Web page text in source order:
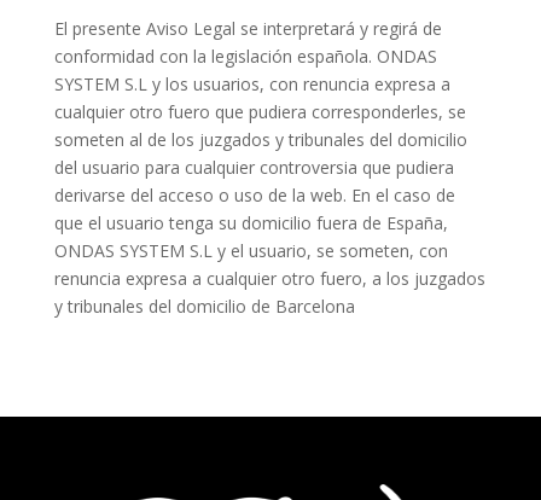
El presente Aviso Legal se interpretará y regirá de
conformidad con la legislación española. ONDAS
SYSTEM S.L y los usuarios, con renuncia expresa a
cualquier otro fuero que pudiera corresponderles, se
someten al de los juzgados y tribunales del domicilio
del usuario para cualquier controversia que pudiera
derivarse del acceso o uso de la web. En el caso de
que el usuario tenga su domicilio fuera de España,
ONDAS SYSTEM S.L y el usuario, se someten, con
renuncia expresa a cualquier otro fuero, a los juzgados
y tribunales del domicilio de Barcelona